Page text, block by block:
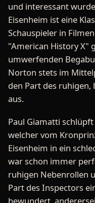
und interessant
Eisenheim ist eine
Schauspieler in
"American History X"
umwerfenden
Norton stets im
den Part des
aus.
Paul Giamatti
welcher vom
Eisenheim in ein
war schon immer
ruhigen Nebenrollen
Part des Inspectors